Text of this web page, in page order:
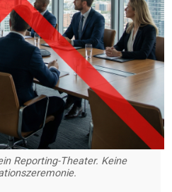
Reporting-Theater. Keine